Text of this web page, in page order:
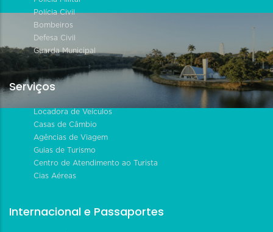
Polícia Civil
Bombeiros
Defesa Civil
Guarda Municipal
Serviços
Locadora de Veículos
Casas de Câmbio
Agências de Viagem
Guias de Turismo
Centro de Atendimento ao Turista
Cias Aéreas
Internacional e Passaportes